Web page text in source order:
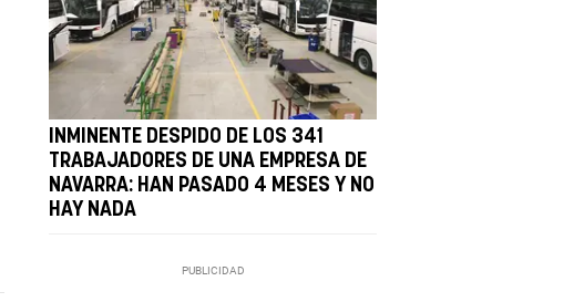
INMINENTE DESPIDO DE LOS 341
TRABAJADORES DE UNA EMPRESA DE
NAVARRA: HAN PASADO 4 MESES Y NO
HAY NADA